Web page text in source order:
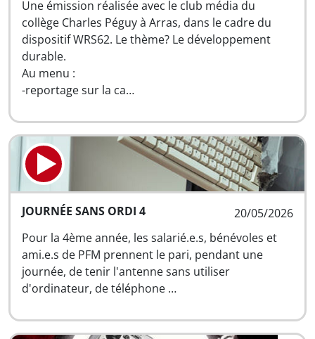
Une émission réalisée avec le club média du
collège Charles Péguy à Arras, dans le cadre du
dispositif WRS62. Le thème? Le développement
durable.
Au menu :
-reportage sur la ca…
20/05/2026
JOURNÉE SANS ORDI 4
Pour la 4ème année, les salarié.e.s, bénévoles et
ami.e.s de PFM prennent le pari, pendant une
journée, de tenir l'antenne sans utiliser
d'ordinateur, de téléphone …